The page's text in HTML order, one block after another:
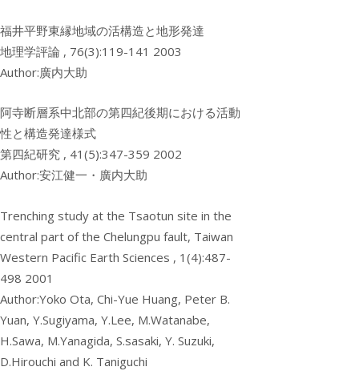
福井平野東縁地域の活構造と地形発達
地理学評論 , 76(3):119-141 2003
Author:廣内大助
阿寺断層系中北部の第四紀後期における活動
性と構造発達様式
第四紀研究 , 41(5):347-359 2002
Author:安江健一・廣内大助
Trenching study at the Tsaotun site in the
central part of the Chelungpu fault, Taiwan
Western Pacific Earth Sciences , 1(4):487-
498 2001
Author:Yoko Ota, Chi-Yue Huang, Peter B.
Yuan, Y.Sugiyama, Y.Lee, M.Watanabe,
H.Sawa, M.Yanagida, S.sasaki, Y. Suzuki,
D.Hirouchi and K. Taniguchi